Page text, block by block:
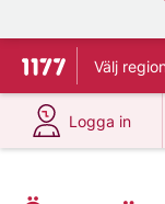
Till startsidan för
Välj
Logga in
på 1177.se